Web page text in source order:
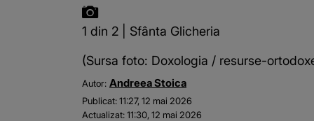
1 din 2 | Sfânta Glicheria
(Sursa foto: Doxologia / resurse-
Autor: Andreea Stoica
Publicat:11:27, 12 mai 2026
Actualizat:11:30, 12 mai 2026